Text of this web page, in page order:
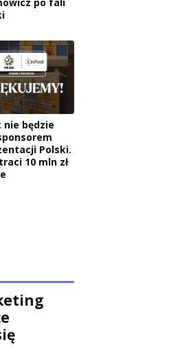
nie będzie
Polski.
10 mln zł